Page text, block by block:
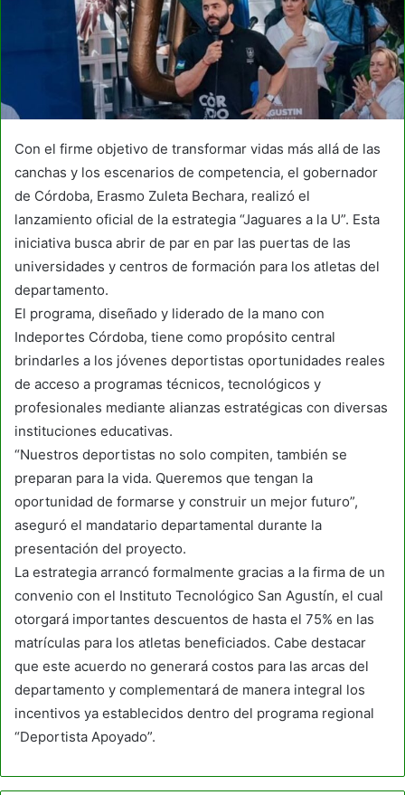
Con el firme objetivo de transformar vidas más allá de las
canchas y los escenarios de competencia, el gobernador
de Córdoba, Erasmo Zuleta Bechara, realizó el
lanzamiento oficial de la estrategia “Jaguares a la U”. Esta
iniciativa busca abrir de par en par las puertas de las
universidades y centros de formación para los atletas del
departamento.
El programa, diseñado y liderado de la mano con
Indeportes Córdoba, tiene como propósito central
brindarles a los jóvenes deportistas oportunidades reales
de acceso a programas técnicos, tecnológicos y
profesionales mediante alianzas estratégicas con diversas
instituciones educativas.
“Nuestros deportistas no solo compiten, también se
preparan para la vida. Queremos que tengan la
oportunidad de formarse y construir un mejor futuro”,
aseguró el mandatario departamental durante la
presentación del proyecto.
La estrategia arrancó formalmente gracias a la firma de un
convenio con el Instituto Tecnológico San Agustín, el cual
otorgará importantes descuentos de hasta el 75% en las
matrículas para los atletas beneficiados. Cabe destacar
que este acuerdo no generará costos para las arcas del
departamento y complementará de manera integral los
incentivos ya establecidos dentro del programa regional
“Deportista Apoyado”.